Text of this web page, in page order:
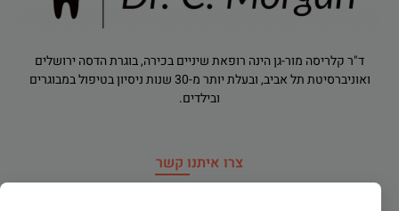
ד"ר קלריסה מור-גן הינה רופאת שיניים בכירה, בוגרת הדסה ירושלים
ואוניברסיטת תל אביב, ובעלת יותר מ-30 שנות ניסיון בטיפול במבוגרים
ובילדים.
צרו איתנו קשר